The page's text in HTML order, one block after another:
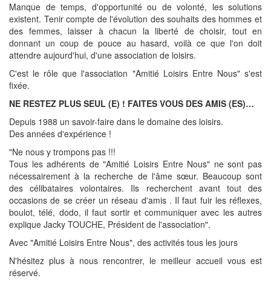
Manque de temps, d'opportunité ou de volonté, les solutions
existent. Tenir compte de l'évolution des souhaits des hommes et
des femmes, laisser à chacun la liberté de choisir, tout en
donnant un coup de pouce au hasard, voilà ce que l'on doit
attendre aujourd'hui, d'une association de loisirs.
C'est le rôle que l'association "Amitié Loisirs Entre Nous" s'est
fixée.
NE RESTEZ PLUS SEUL (E) ! FAITES VOUS DES AMIS (ES)…
Depuis 1988 un savoir-faire dans le domaine des loisirs.
Des années d'expérience !
"Ne nous y trompons pas !!!
Tous les adhérents de "Amitié Loisirs Entre Nous" ne sont pas
nécessairement à la recherche de l'âme sœur. Beaucoup sont
des célibataires volontaires. Ils recherchent avant tout des
occasions de se créer un réseau d'amis . Il faut fuir les réflexes,
boulot, télé, dodo, il faut sortir et communiquer avec les autres
explique Jacky TOUCHE, Président de l'association".
Avec "Amitié Loisirs Entre Nous", des activités tous les jours
N'hésitez plus à nous rencontrer, le meilleur accueil vous est
réservé.